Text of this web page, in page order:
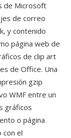
de Microsoft
de correo
y contenido
página web de
de clip art
de Office. Una
gzip
WMF entre un
gráficos
o página
con el